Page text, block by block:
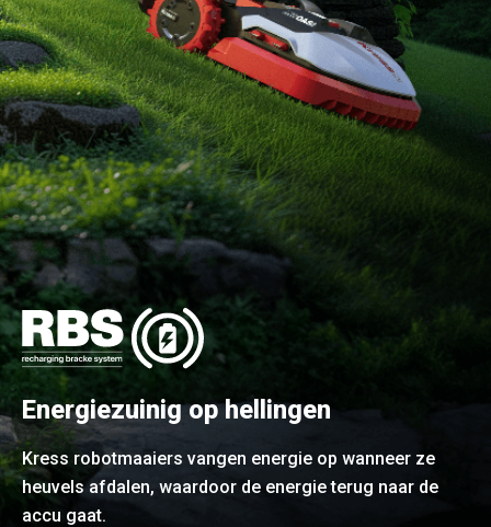
Energiezuinig op hellingen
Kress robotmaaiers vangen energie op wanneer ze
heuvels afdalen, waardoor de energie terug naar de
accu gaat.